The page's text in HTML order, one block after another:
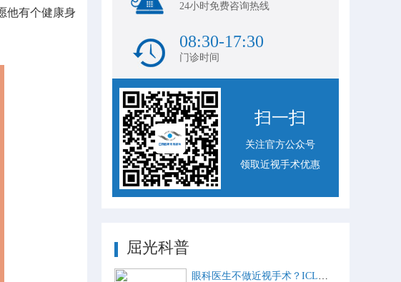
他有个健康身
24小时免费咨询热线
08:30-17:30
门诊时间
扫一扫
关注官方公众号
领取近视手术优惠
屈光科普
眼科医生不做近视手术？ICL比激光手术好？这些近视手术谣言，别再信了！